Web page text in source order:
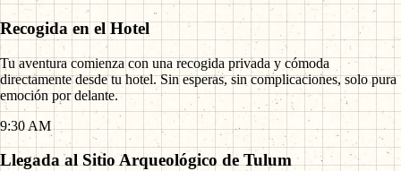
Recogida en el Hotel
Tu aventura comienza con una recogida privada y cómoda
directamente desde tu hotel. Sin esperas, sin complicaciones, solo pura
emoción por delante.
9:30 AM
Llegada al Sitio Arqueológico de Tulum